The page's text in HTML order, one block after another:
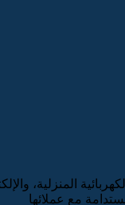
المنزلية،
مع عملائها